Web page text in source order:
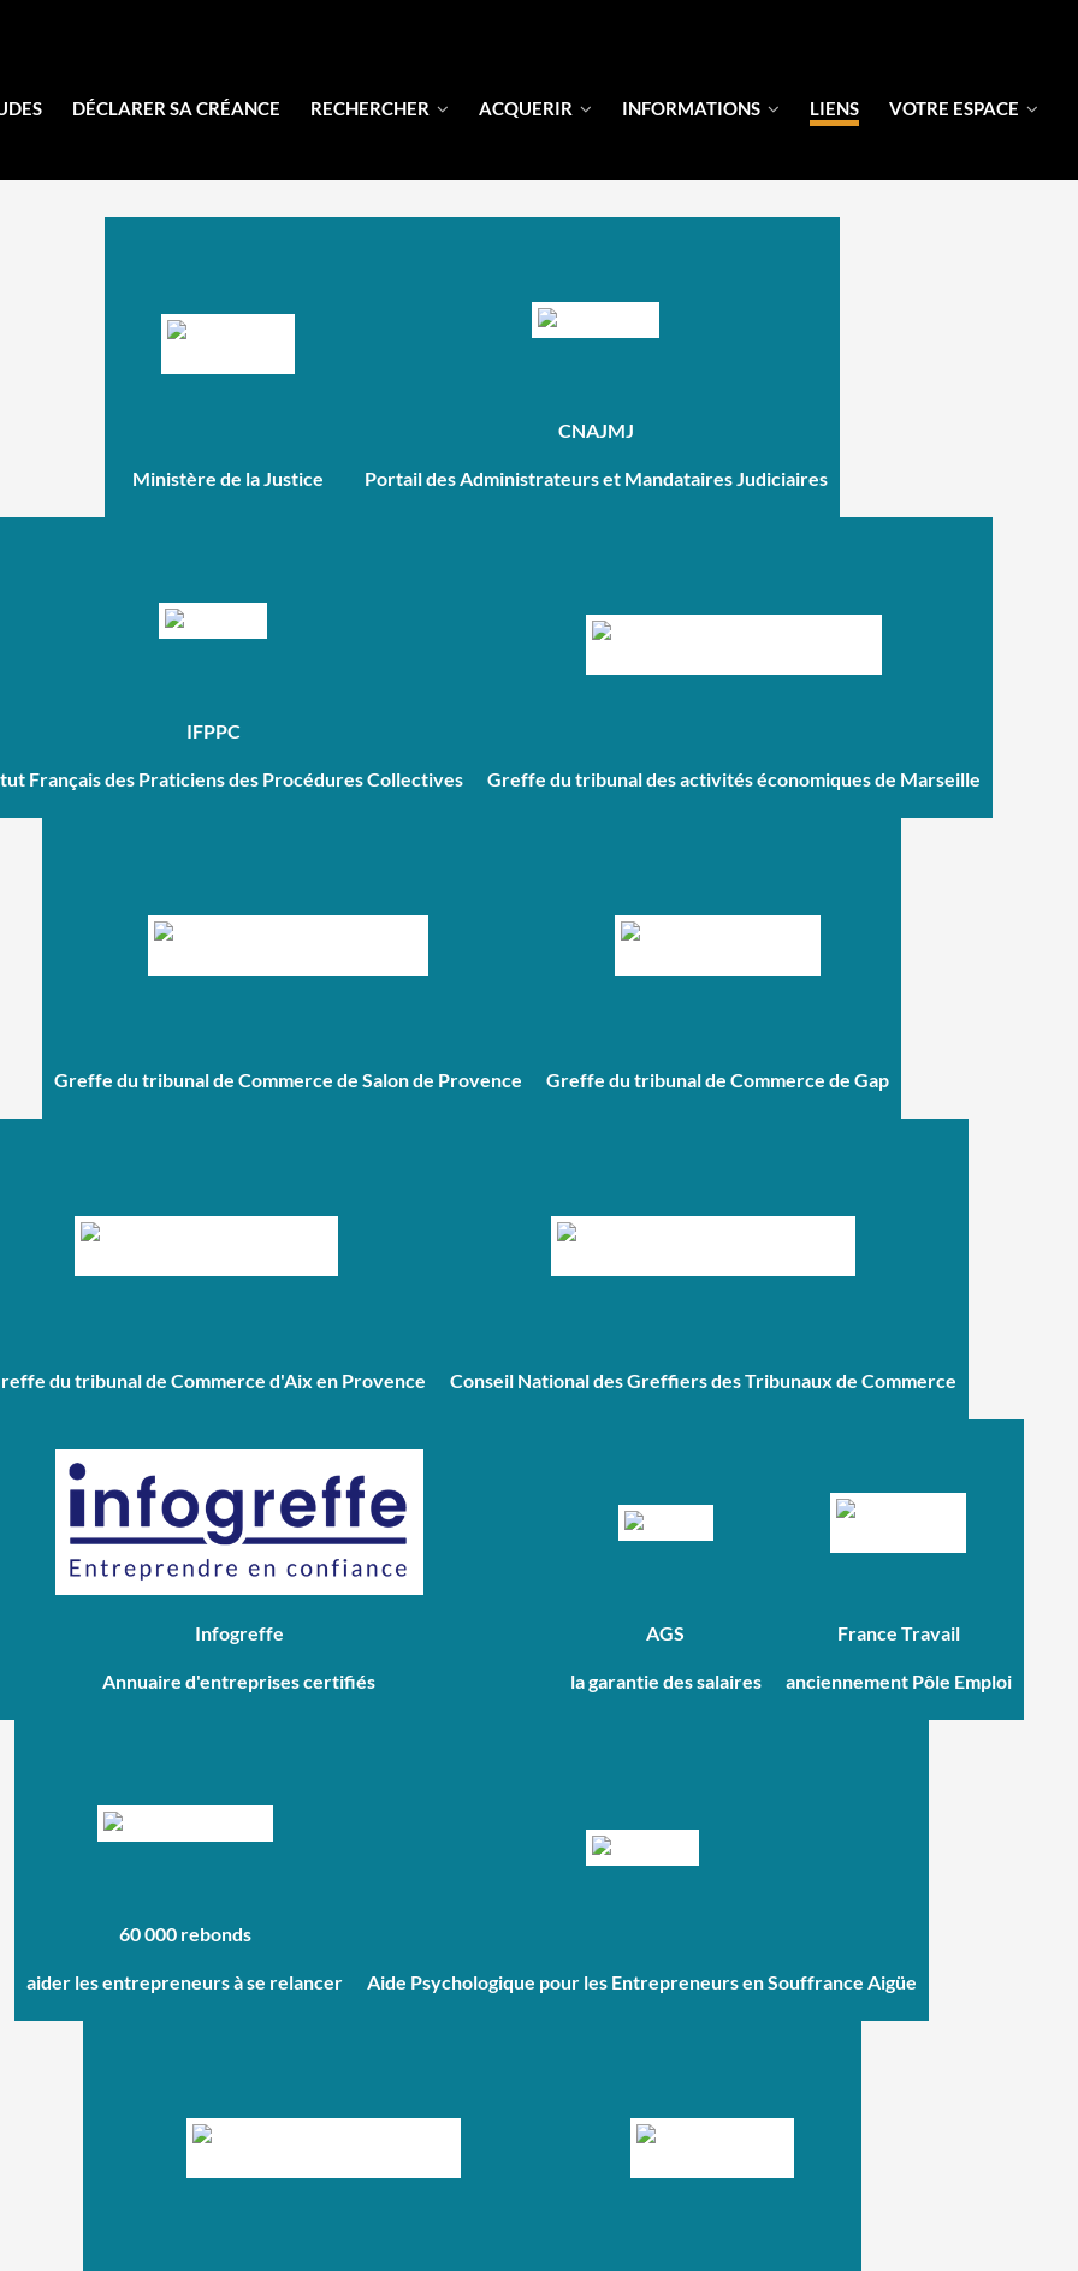
DÉCLARER SA CRÉANCE RECHERCHER ACQUERIR INFORMATIONS LIENS VOTRE ESPACE
Ministère de la Justice
CNAJMJ
Portail des Administrateurs et Mandataires Judiciaires
IFPPC
Français des Praticiens des Procédures Collectives Greffe du tribunal des activités économiques de Marseille
Greffe du tribunal de Commerce de Salon de Provence Greffe du tribunal de Commerce de Gap
du tribunal de Commerce d'Aix en Provence Conseil National des Greffiers des Tribunaux de Commerce
Infogreffe
Annuaire d'entreprises certifiés
AGS
la garantie des salaires
France Travail
anciennement Pôle Emploi
60 000 rebonds
aider les entrepreneurs à se relancer Aide Psychologique pour les Entrepreneurs en Souffrance Aigüe